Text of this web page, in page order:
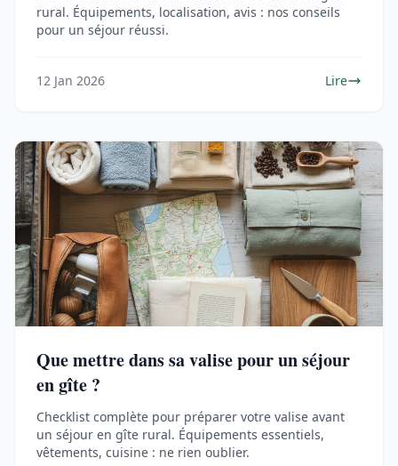
rural. Équipements, localisation, avis : nos conseils
pour un séjour réussi.
12 Jan 2026 Lire
Que mettre dans sa valise pour un séjour
en gîte ?
Checklist complète pour préparer votre valise avant
un séjour en gîte rural. Équipements essentiels,
vêtements, cuisine : ne rien oublier.